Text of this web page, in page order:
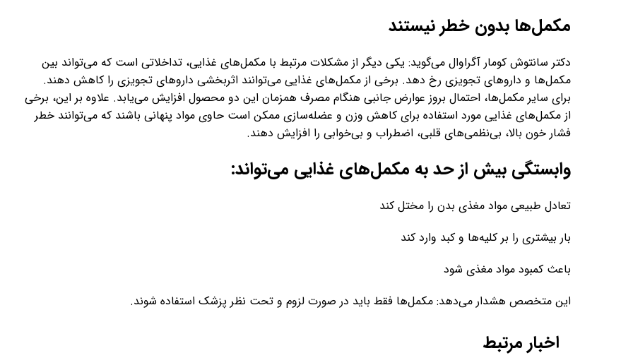
مکمل‌ها بدون خطر نیستند
دکتر سانتوش کومار آگراوال می‌گوید: یکی دیگر از مشکلات مرتبط با مکمل‌های غذایی، تداخلاتی است که می‌تواند بین
مکمل‌ها و داروهای تجویزی رخ دهد. برخی از مکمل‌های غذایی می‌توانند اثربخشی داروهای تجویزی را کاهش دهند.
برای سایر مکمل‌ها، احتمال بروز عوارض جانبی هنگام مصرف همزمان این دو محصول افزایش می‌یابد. علاوه بر این، برخی
از مکمل‌های غذایی مورد استفاده برای کاهش وزن و عضله‌سازی ممکن است حاوی مواد پنهانی باشند که می‌توانند خطر
فشار خون بالا، بی‌نظمی‌های قلبی، اضطراب و بی‌خوابی را افزایش دهند.
وابستگی بیش از حد به مکمل‌های غذایی می‌تواند:
تعادل طبیعی مواد مغذی بدن را مختل کند
بار بیشتری را بر کلیه‌ها و کبد وارد کند
باعث کمبود مواد مغذی شود
این متخصص هشدار می‌دهد: مکمل‌ها فقط باید در صورت لزوم و تحت نظر پزشک استفاده شوند.
اخبار مرتبط